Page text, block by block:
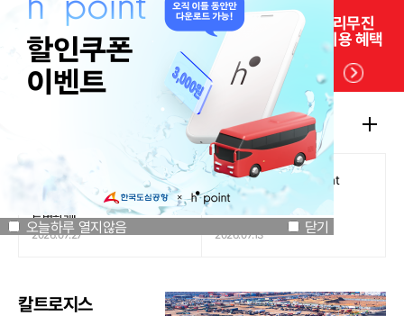
닫기
오늘하루 열지않음 닫기
실시간
위치안내
리무진 노선
및 시간표
리무진
리무진
이용 혜택
공지사항
[인천국제공항공사 x 잔망루피]
공항은 GREEN하게, 굿즈는
특별하게!
2026.07.27
도심공항리무진 x H.Point
할인쿠폰 이벤트
2026.07.13
칼트로지스